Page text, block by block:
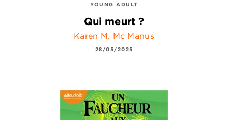
YOUNG ADULT
Qui meurt ?
Karen M. Mc Manus
28/05/2025